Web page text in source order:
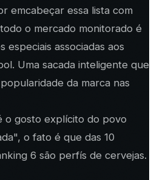
emcabeçar essa lista com
o mercado monitorado é
especiais associadas aos
Uma sacada inteligente que
da marca nas
o gosto explícito do povo
o fato é que das 10
6 são perfís de cervejas.